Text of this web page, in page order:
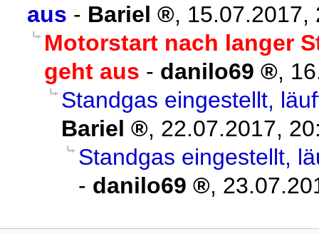
aus - Bariel ,
Motorstart nach langer
geht aus - danilo69 ,
Standgas eingestellt,
Bariel
, 22.07.2017,
Standgas eingestellt,
- danilo69 ,